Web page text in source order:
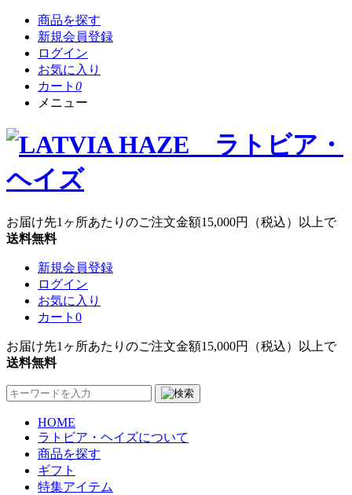
商品を探す
新規会員登録
ログイン
お気に入り
カート 0
メニュー
お届け先1ヶ所あたりのご注文金額15,000円
（税込）以上で
送料無料
新規会員登録
ログイン
お気に入り
カート 0
お届け先1ヶ所あたりのご注文金額15,000円
（税込）以上で
送料無料
HOME
ラトビア・ヘイズについて
商品を探す
ギフト
特集アイテム